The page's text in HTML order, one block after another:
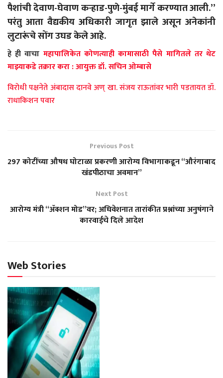
पैशांची देवाण-घेवाण कऱ्हाड-पुणे-मुंबई मार्गे करण्यात आली.”
परंतु आता वैद्यकीय अधिकारी जागृत झाले असून अनेकांनी
लुटारूंचे सोंग उघड केले आहे.
हे ही वाचा महापालिकेत कोणत्याही कामासाठी पैसे मागितले तर थेट
माझ्याकडे तक्रार करा : आयुक्त डॉ. सचिन ओम्बासे
विरोधी पक्षनेते अंबादास दानवे अण् खा. संजय राऊतांवर भारी पडतायत डॉ.
राधाकिशन पवार
Previous Post
297 कोटींच्या औषध घोटाळा प्रकरणी आरोग्य विभागाकडून “औरंगाबाद
खंडपीठाचा अवमान”
Next Post
आरोग्य मंत्री “ॲक्शन मोड”वर; अधिवेशनात तारांकीत प्रश्नांच्या अनुषंगाने
कारवाईचे दिले आदेश
Web Stories